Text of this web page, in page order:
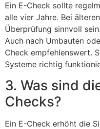
Ein E-Check sollte
alle vier Jahre. Bei
Überprüfung sinnvoll sein.
Auch nach Umbauten
Check empfehlenswert.
Systeme richtig
3. Was sind
Checks?
Ein E-Check erhöht die